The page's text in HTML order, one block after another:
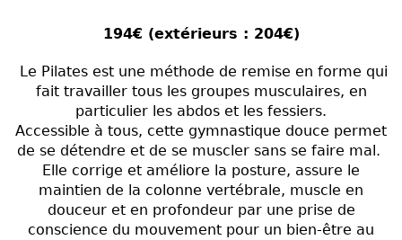
194€ (extérieurs : 204€)
Le Pilates est une méthode de remise en forme qui
fait travailler tous les groupes musculaires, en
particulier les abdos et les fessiers.
Accessible à tous, cette gymnastique douce permet
de se détendre et de se muscler sans se faire mal.
Elle corrige et améliore la posture, assure le
maintien de la colonne vertébrale, muscle en
douceur et en profondeur par une prise de
conscience du mouvement pour un bien-être au